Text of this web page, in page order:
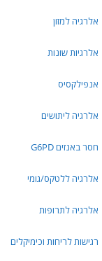
אלרגיה למזון
אלרגיות שונות
אנפילקסיס
אלרגיה ליתושים
חסר באנזים G6PD
אלרגיה ללטקס/גומי
אלרגיה לתרופות
רגישות לריחות וכימיקלים